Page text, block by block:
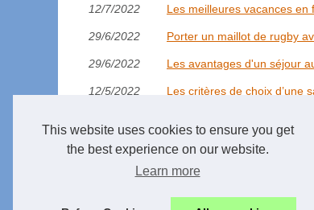
This website uses cookies to ensure you get
the best experience on our website.
Learn more
12/7/2022 Les meilleures vacances
29/6/2022 Porter un maillot de rugby
29/6/2022 Les avantages d'un séjour
12/5/2022 Les critères de choix d’une
Pourquoi une agence
12/2/2022 Pensez à faire estimer votre
07/2/2022 Les critères capitaux pour
Rafting au Pays Basque :